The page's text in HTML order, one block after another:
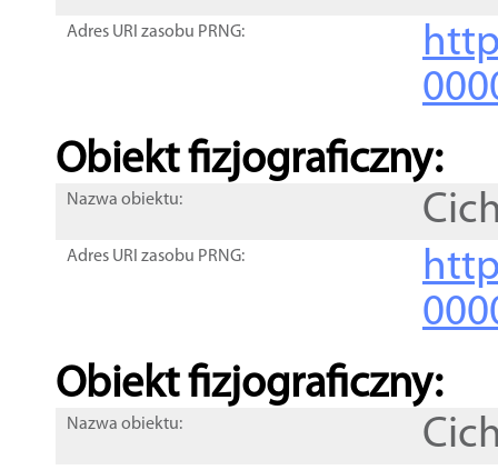
Adres URI zasobu PRNG:
Obiekt fizjograficzny:
Nazwa obiektu:
Adres URI zasobu PRNG:
Obiekt fizjograficzny:
Nazwa obiektu: